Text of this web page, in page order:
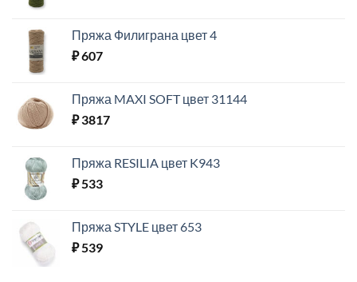
Пряжа Филиграна цвет 4
₽607
Пряжа MAXI SOFT цвет 31144
₽3817
Пряжа RESILIA цвет K943
₽533
Пряжа STYLE цвет 653
₽539